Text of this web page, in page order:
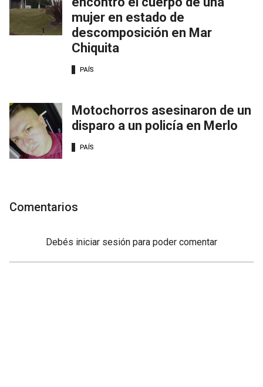
mujer en estado de
descomposición en Mar
Chiquita
PAÍS
Motochorros asesinaron de un
disparo a un policía en Merlo
PAÍS
Comentarios
Debés iniciar sesión para poder comentar